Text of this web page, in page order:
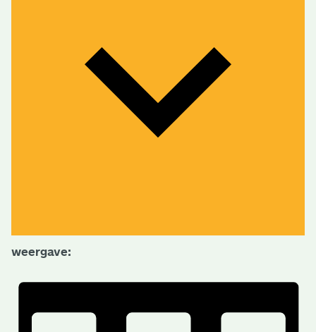
weergave: